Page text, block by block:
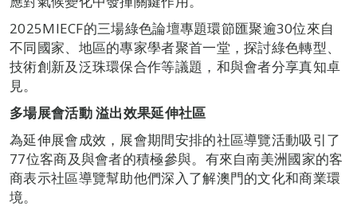
2025MIECF的三場綠色論壇專題環節匯聚逾30位來自
不同國家、地區的專家學者聚首一堂，探討綠色轉型、
技術創新及泛珠環保合作等議題，和與會者分享真知卓
見。
多場展會活動 溢出效果延伸社區
為延伸展會成效，展會期間安排的社區導覽活動吸引了
77位客商及與會者的積極參與。有來自南美洲國家的客
商表示社區導覽幫助他們深入了解澳門的文化和商業環
境。